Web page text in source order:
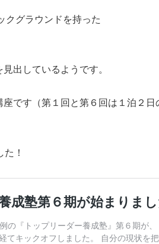
クグラウンドを持った
出しているようです。
です（第１回と第６回は１泊２日
！